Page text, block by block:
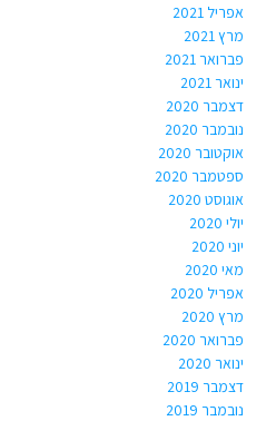
אפריל 2021
מרץ 2021
פברואר 2021
ינואר 2021
דצמבר 2020
נובמבר 2020
אוקטובר 2020
ספטמבר 2020
אוגוסט 2020
יולי 2020
יוני 2020
מאי 2020
אפריל 2020
מרץ 2020
פברואר 2020
ינואר 2020
דצמבר 2019
נובמבר 2019